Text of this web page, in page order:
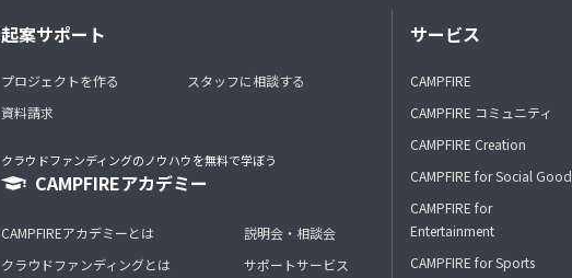
起案サポート
プロジェクトを作る
資料請求
スタッフに相談する
クラウドファンディングのノウハウを無料で学ぼう
CAMPFIREアカデミー
CAMPFIREアカデミーとは
クラウドファンディングとは
説明会・相談会
サポートサービス
サービス
CAMPFIRE
CAMPFIRE コミュニティ
CAMPFIRE Creation
CAMPFIRE for Social Good
CAMPFIRE for
Entertainment
CAMPFIRE for Sports